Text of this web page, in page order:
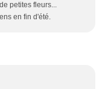
petites fleurs...
en fin d'été.